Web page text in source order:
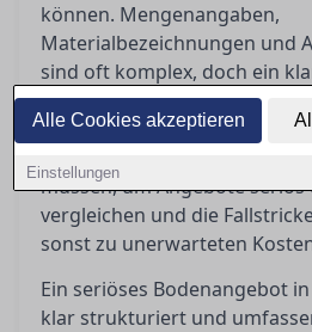
Alle Cookies akzeptieren
Einstellungen
können. Mengenangaben,
Materialbezeichnungen und
sind oft komplex, doch ein
dieser Elemente ist
Entscheidung treffen zu
müssen, um Angebote
vergleichen und die
sonst zu unerwarteten
Ein seriöses Bodenangebot
klar strukturiert und